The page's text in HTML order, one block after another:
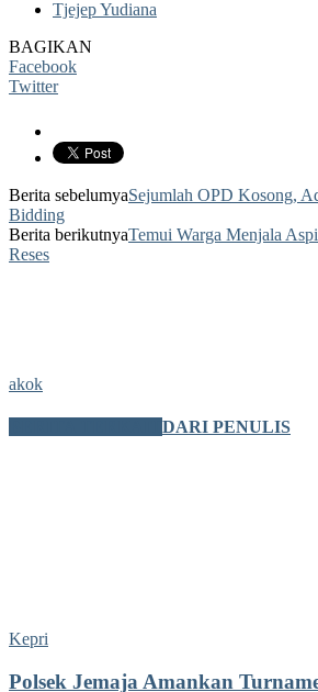
Tjejep Yudiana
BAGIKAN
Facebook
Twitter
Berita sebelumyaSejumlah OPD Kosong,
Bidding
Berita berikutnyaTemui Warga Menjala
Reses
akok
DARI PENULIS
Kepri
Polsek Jemaja Amankan